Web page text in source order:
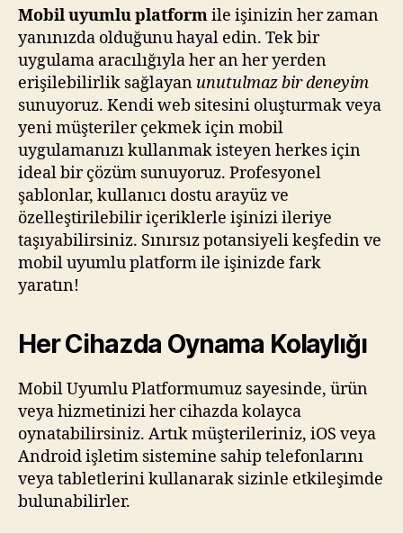
Mobil uyumlu platformile işinizin her zaman
yanınızda olduğunu hayal edin. Tek bir
uygulama aracılığıyla her an her yerden
erişilebilirlik sağlayan unutulmaz bir deneyim
sunuyoruz. Kendi web sitesini oluşturmak veya
yeni müşteriler çekmek için mobil
uygulamanızı kullanmak isteyen herkes için
ideal bir çözüm sunuyoruz. Profesyonel
şablonlar, kullanıcı dostu arayüz ve
özelleştirilebilir içeriklerle işinizi ileriye
taşıyabilirsiniz. Sınırsız potansiyeli keşfedin ve
mobil uyumlu platform ile işinizde fark
yaratın!
Her Cihazda Oynama Kolaylığı
Mobil Uyumlu Platformumuz sayesinde, ürün
veya hizmetinizi her cihazda kolayca
oynatabilirsiniz. Artık müşterileriniz, iOS veya
Android işletim sistemine sahip telefonlarını
veya tabletlerini kullanarak sizinle etkileşimde
bulunabilirler.